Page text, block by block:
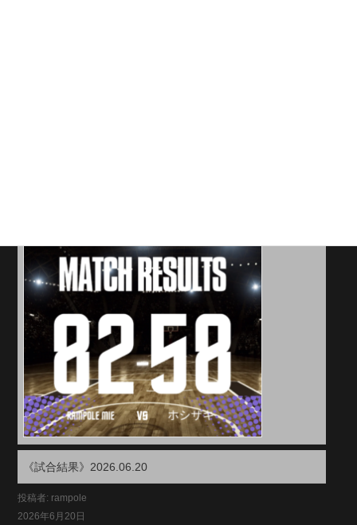
《試合結果》2026.06.20
投稿者: rampole
2026年6月20日